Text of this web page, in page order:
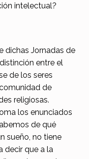
intelectual?
dichas Jornadas de
entre el
de los seres
de
religiosas.
los enunciados
de qué
sueño, no tiene
decir que a la